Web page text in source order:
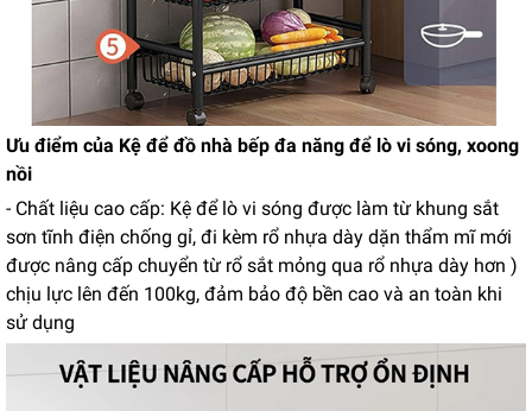
Ưu điểm của Kệ để đồ nhà bếp đa năng để lò vi sóng, xoong
nồi
- Chất liệu cao cấp: Kệ để lò vi sóng được làm từ khung sắt
sơn tĩnh điện chống gỉ, đi kèm rổ nhựa dày dặn thẩm mĩ mới
được nâng cấp chuyển từ rổ sắt mỏng qua rổ nhựa dày hơn )
chịu lực lên đến 100kg, đảm bảo độ bền cao và an toàn khi
sử dụng